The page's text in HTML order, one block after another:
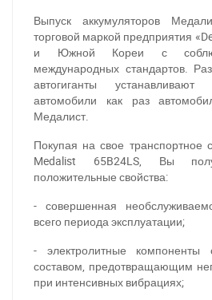
Выпуск аккумуляторов
торговой маркой предприятия
и Южной Кореи с
международных стандартов.
автогиганты
автомобили как раз
Медалист.
Покупая на свое транспортное
Medalist 65B24LS, Вы
положительные свойства:
- совершенная
всего периода эксплуатации;
- электролитные компоненты
составом, предотвращающим
при интенсивных вибрациях;